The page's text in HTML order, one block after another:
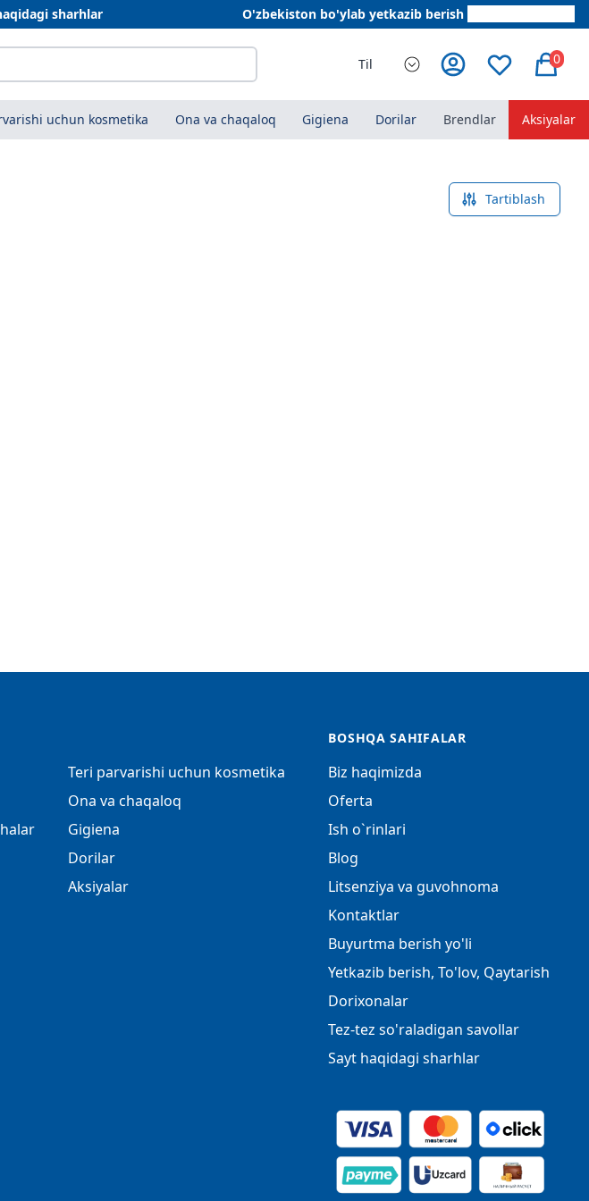
sharhlar O'zbekiston bo'ylab yetkazib berish
Til 0
uchun kosmetika Ona va chaqaloq Gigiena Dorilar Brendlar Aksiyalar
Tartiblash
Teri parvarishi uchun kosmetika
Ona va chaqaloq
Gigiena
Dorilar
Aksiyalar
BOSHQA SAHIFALAR
Biz haqimizda
Oferta
Ish o`rinlari
Blog
Litsenziya va guvohnoma
Kontaktlar
Buyurtma berish yo'li
Yetkazib berish, To'lov, Qaytarish
Dorixonalar
Tez-tez so'raladigan savollar
Sayt haqidagi sharhlar